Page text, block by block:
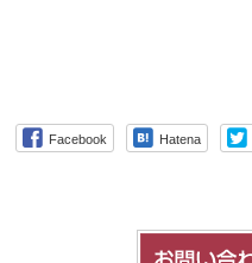
Facebook Hatena